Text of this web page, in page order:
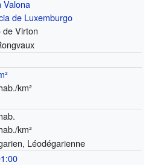
Valona
de Luxemburgo
de Virton
km²
km²
Léodégarienne